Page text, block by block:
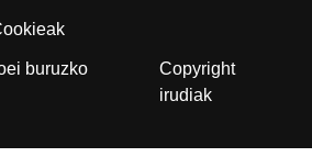
buruzko
Copyright
irudiak